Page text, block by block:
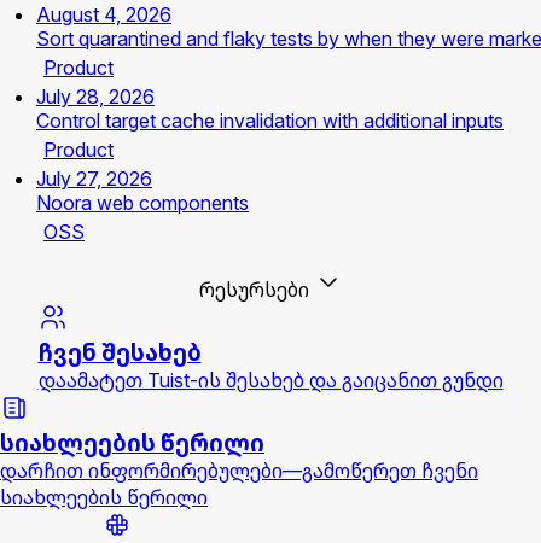
August 4, 2026
Sort quarantined and flaky tests by when they were
Product
July 28, 2026
Control target cache invalidation with additional inputs
Product
July 27, 2026
Noora web components
OSS
რესურსები
ჩვენ შესახებ
დაამატეთ Tuist-ის შესახებ და გაიცანით გუნდი
სიახლეების წერილი
დარჩით ინფორმირებულები—გამოწერეთ ჩვენი
სიახლეების წერილი